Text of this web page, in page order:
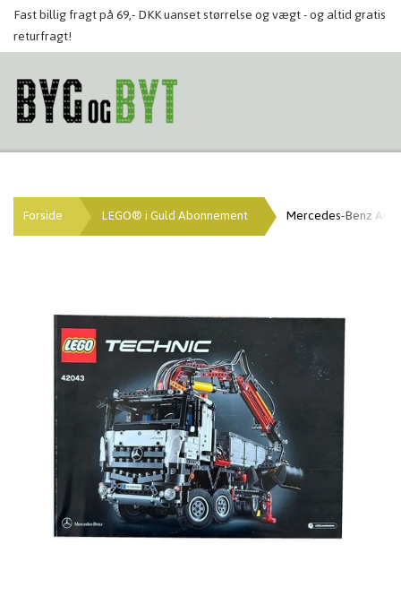
Fast billig fragt på 69,- DKK uanset størrelse og vægt - og altid gratis
returfragt!
Forside LEGO® i Guld Abonnement Mercedes-Benz